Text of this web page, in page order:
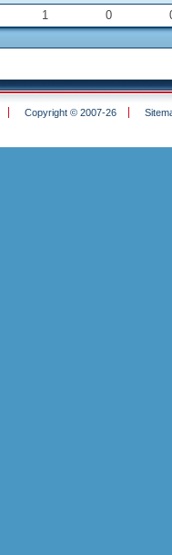
1 0
Copyright © 2007-26